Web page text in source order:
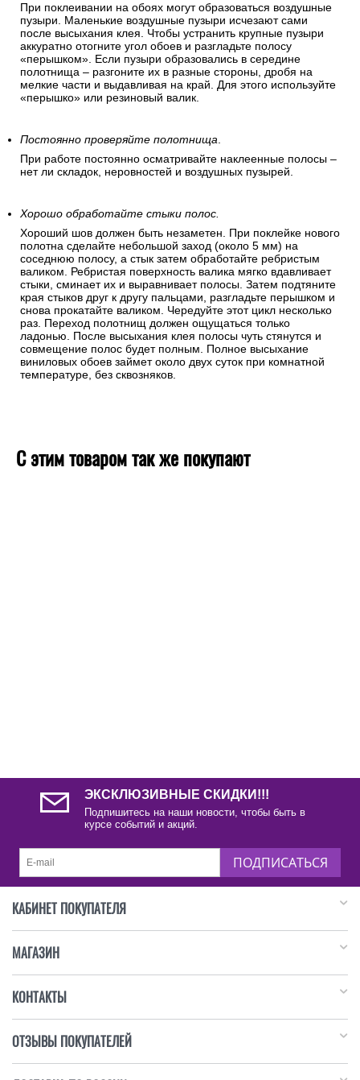
При поклеивании на обоях могут образоваться воздушные
пузыри. Маленькие воздушные пузыри исчезают сами
после высыхания клея. Чтобы устранить крупные пузыри
аккуратно отогните угол обоев и разгладьте полосу
«перышком». Если пузыри образовались в середине
полотнища – разгоните их в разные стороны, дробя на
мелкие части и выдавливая на край. Для этого используйте
«перышко» или резиновый валик.
Постоянно проверяйте полотнища.
При работе постоянно осматривайте наклеенные полосы –
нет ли складок, неровностей и воздушных пузырей.
Хорошо обработайте стыки полос.
Хороший шов должен быть незаметен. При поклейке нового
полотна сделайте небольшой заход (около 5 мм) на
соседнюю полосу, а стык затем обработайте ребристым
валиком. Ребристая поверхность валика мягко вдавливает
стыки, сминает их и выравнивает полосы. Затем подтяните
края стыков друг к другу пальцами, разгладьте перышком и
снова прокатайте валиком. Чередуйте этот цикл несколько
раз. Переход полотнищ должен ощущаться только
ладонью. После высыхания клея полосы чуть стянутся и
совмещение полос будет полным. Полное высыхание
виниловых обоев займет около двух суток при комнатной
температуре, без сквозняков.
С этим товаром так же покупают
ЭКСКЛЮЗИВНЫЕ СКИДКИ!!!
Подпишитесь на наши новости, чтобы быть в
курсе событий и акций.
ПОДПИСАТЬСЯ
КАБИНЕТ ПОКУПАТЕЛЯ
МАГАЗИН
КОНТАКТЫ
ОТЗЫВЫ ПОКУПАТЕЛЕЙ